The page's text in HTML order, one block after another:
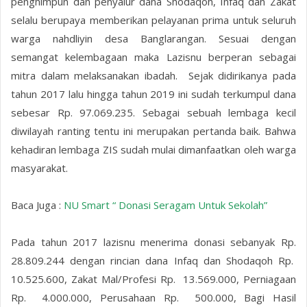
selalu berupaya memberikan pelayanan prima untuk seluruh
warga nahdliyin desa Banglarangan. Sesuai dengan
semangat kelembagaan maka Lazisnu berperan sebagai
mitra dalam melaksanakan ibadah. Sejak didirikanya pada
tahun 2017 lalu hingga tahun 2019 ini sudah terkumpul dana
sebesar Rp. 97.069.235. Sebagai sebuah lembaga kecil
diwilayah ranting tentu ini merupakan pertanda baik. Bahwa
kehadiran lembaga ZIS sudah mulai dimanfaatkan oleh warga
masyarakat.
Baca Juga : NU Smart “ Donasi Seragam Untuk Sekolah”
Pada tahun 2017 lazisnu menerima donasi sebanyak Rp.
28.809.244 dengan rincian dana Infaq dan Shodaqoh Rp.
10.525.600, Zakat Mal/Profesi Rp. 13.569.000, Perniagaan
Rp. 4.000.000, Perusahaan Rp. 500.000, Bagi Hasil